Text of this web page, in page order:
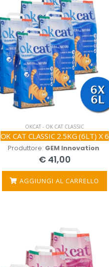
OKCAT - OK CAT CLASSIC
OK CAT CLASSIC 2.5KG (6LT) X 6
Produttore: GEM Innovation
€ 41,00
AGGIUNGI AL CARRELLO